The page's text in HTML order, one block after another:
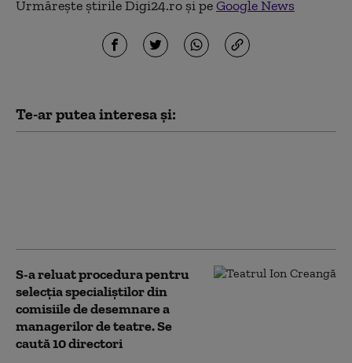
Urmărește știrile Digi24.ro și peGoogle News
Te-ar putea interesa și:
S-a reluat procedura pentru
selecţia specialiştilor din
comisiile de desemnare a
managerilor de teatre. Se
caută 10 directori